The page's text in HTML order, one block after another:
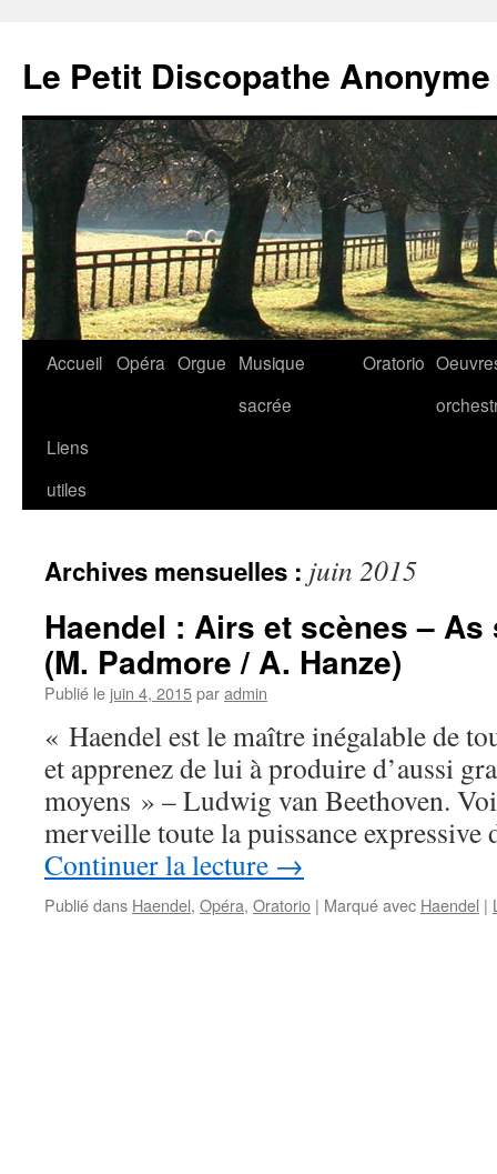
contenu
Le Petit Discopathe Anonyme
Accueil Opéra Orgue Musique
sacrée
Oratorio
Liens
utiles
Archives mensuelles : juin 2015
Haendel : Airs et scènes –
(M. Padmore / A. Hanze)
Publié le juin 4, 2015paradmin
« Haendel est le maître inégalable de
et apprenez de lui à produire d’aussi
moyens » – Ludwig van Beethoven.
merveille toute la puissance
Continuer la lecture →
Publié dans Haendel, Opéra, Oratorio | Marqué avec Haendel |